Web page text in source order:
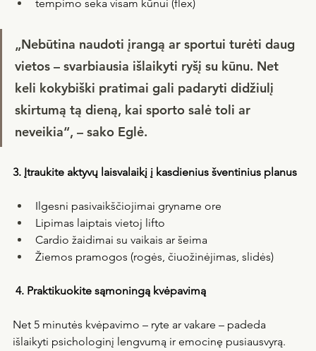
tempimo seka visam kūnui (flex)
„Nebūtina naudoti įrangą ar sportui turėti daug
vietos – svarbiausia išlaikyti ryšį su kūnu. Net
keli kokybiški pratimai gali padaryti didžiulį
skirtumą tą dieną, kai sporto salė toli ar
neveikia“, – sako Eglė.
3. Įtraukite aktyvų laisvalaikį į kasdienius šventinius planus
Ilgesni pasivaikščiojimai gryname ore
Lipimas laiptais vietoj lifto
Cardio žaidimai su vaikais ar šeima
Žiemos pramogos (rogės, čiuožinėjimas, slidės)
4. Praktikuokite sąmoningą kvėpavimą
Net 5 minutės kvėpavimo – ryte ar vakare – padeda
išlaikyti psichologinį lengvumą ir emocinę pusiausvyrą.